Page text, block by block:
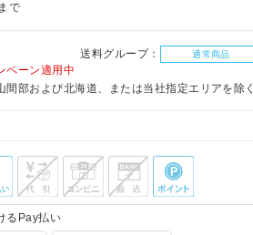
で
送料グループ： 通常商品
ペーン適用中
部および北海道、または当社指定エリアを除く
るPay払い